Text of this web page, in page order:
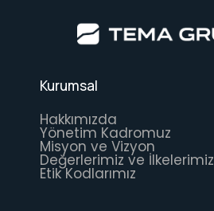
Kurumsal
Hakkımızda
Yönetim Kadromuz
Misyon ve Vizyon
Değerlerimiz ve İlkelerimiz
Etik Kodlarımız